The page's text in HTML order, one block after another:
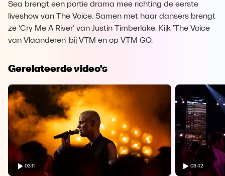
Sea brengt een portie drama mee richting de eerste
liveshow van The Voice. Samen met haar dansers brengt
ze ‘Cry Me A River’ van Justin Timberlake. Kijk 'The Voice
van Vlaanderen' bij VTM en op VTM GO.
Gerelateerde video's
03:11 03:42